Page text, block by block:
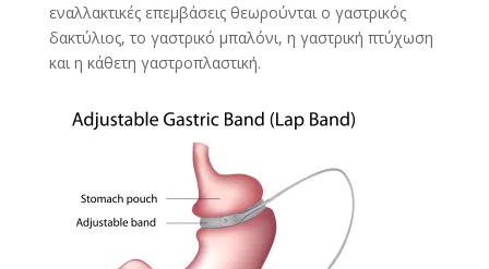
εναλλακτικές επεμβάσεις θεωρούνται ο γαστρικός
δακτύλιος, το γαστρικό μπαλόνι, η γαστρική πτύχωση
και η κάθετη γαστροπλαστική.